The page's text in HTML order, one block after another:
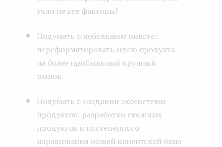
учли не все факторы?
Подумать о небольшом пивоте:
переформатировать идею продукта
на более прибыльный крупный
рынок.
Подумать о создании экосистемы
продуктов: разработки смежных
продуктов и постепенного
наращивания общей клиентской базы